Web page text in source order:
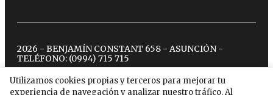
Utilizamos cookies propias y terceros para mejorar tu
experiencia de navegación y analizar nuestro tráfico. Al
2026 - BENJAMÍN CONSTANT 658 - ASUNCIÓN -
TELÉFONO: (0994) 715 715